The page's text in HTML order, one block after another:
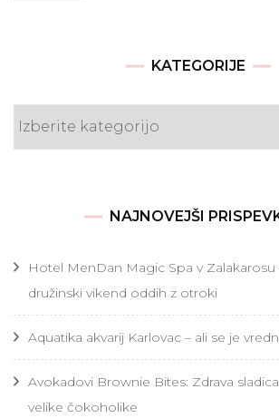
KATEGORIJE
Kategorije
NAJNOVEJŠI
Hotel MenDan Magic Spa v
družinski vikend oddih z otroki
Aquatika akvarij Karlovac – ali se je
Avokadovi Brownie Bites: Zdrava
velike čokoholike